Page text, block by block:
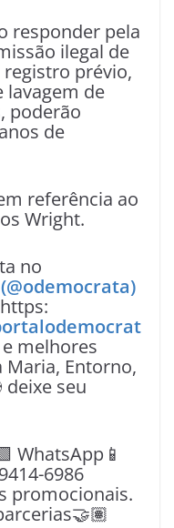
responder pela
ilegal de
prévio,
lavagem de
poderão
de
referência ao
Wright.
no
(@odemocrata)
melhores
Maria, Entorno,
deixe seu
WhatsApp📱
6986
promocionais.